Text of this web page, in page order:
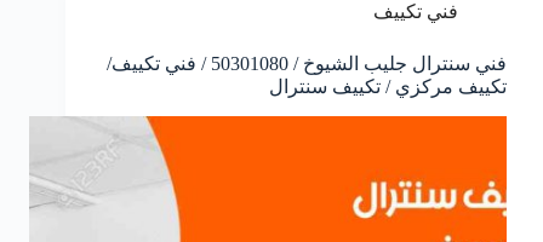
فني تكييف
فني سنترال جليب الشيوخ / 50301080 / فني تكييف/
تكييف مركزي / تكييف سنترال